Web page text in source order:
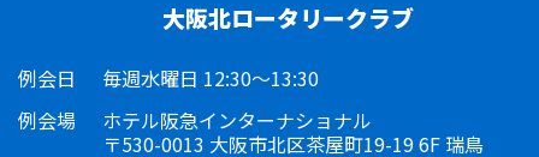
大阪北ロータリークラブ
例会日
毎週水曜日 12:30～13:30
例会場
ホテル阪急インターナショナル
〒530-0013 大阪市北区茶屋町19-19 6F 瑞鳥